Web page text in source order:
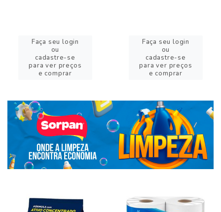
Faça seu login
ou
cadastre-se
para ver preços
e comprar
Faça seu login
ou
cadastre-se
para ver preços
e comprar